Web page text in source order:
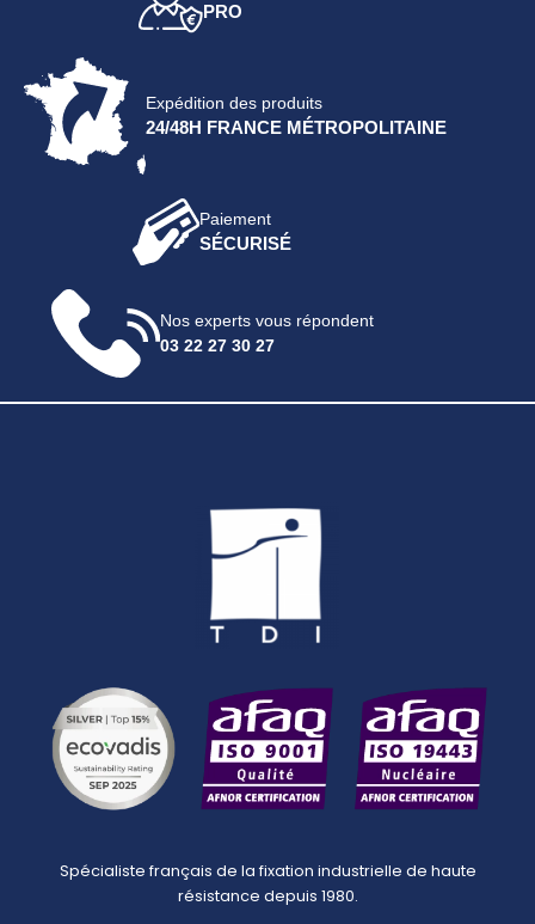
PRO
Expédition des produits
24/48H FRANCE MÉTROPOLITAINE
Paiement
SÉCURISÉ
Nos experts vous répondent
03 22 27 30 27
Spécialiste français de la fixation industrielle de haute
résistance depuis 1980.